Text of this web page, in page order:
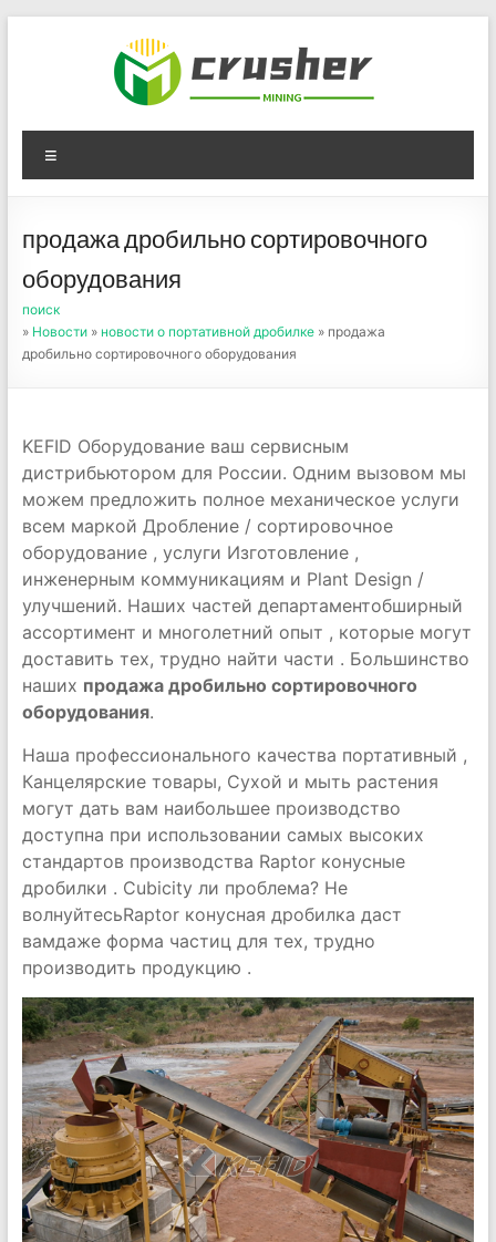
Оборудование для
дробления угля,
измельчения печного
порошка
продажа дробильно сортировочного
оборудования
поиск
» Новости» новости о портативной дробилке» продажа
дробильно сортировочного оборудования
KEFID Оборудование ваш сервисным
дистрибьютором для России. Одним вызовом мы
можем предложить полное механическое услуги
всем маркой Дробление / сортировочное
оборудование , услуги Изготовление ,
инженерным коммуникациям и Plant Design /
улучшений. Наших частей департаментобширный
ассортимент и многолетний опыт , которые могут
доставить тех, трудно найти части . Большинство
наших продажа дробильно сортировочного
оборудования.
Наша профессионального качества портативный ,
Канцелярские товары, Сухой и мыть растения
могут дать вам наибольшее производство
доступна при использовании самых высоких
стандартов производства Raptor конусные
дробилки . Cubicity ли проблема? Не
волнуйтесьRaptor конусная дробилка даст
вамдаже форма частиц для тех, трудно
производить продукцию .